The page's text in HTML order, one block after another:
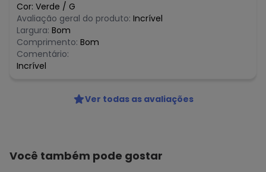
Cor: Verde / G
Avaliação geral do produto: Incrível
Largura: Bom
Comprimento: Bom
Comentário:
Incrível
Ver todas as avaliações
Você também pode gostar